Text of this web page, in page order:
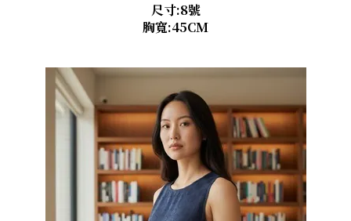
尺寸:8號
胸寬:45CM